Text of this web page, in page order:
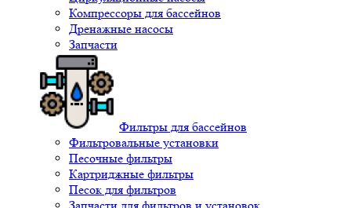
Компрессоры для бассейнов
Дренажные насосы
Запчасти
Фильтры для бассейнов
Фильтровальные установки
Песочные фильтры
Картриджные фильтры
Песок для фильтров